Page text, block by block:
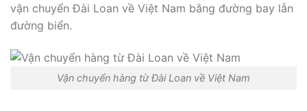
vận chuyển Đài Loan về Việt Nam bằng đường bay lẫn
đường biển.
Vận chuyển hàng từ Đài Loan về Việt Nam